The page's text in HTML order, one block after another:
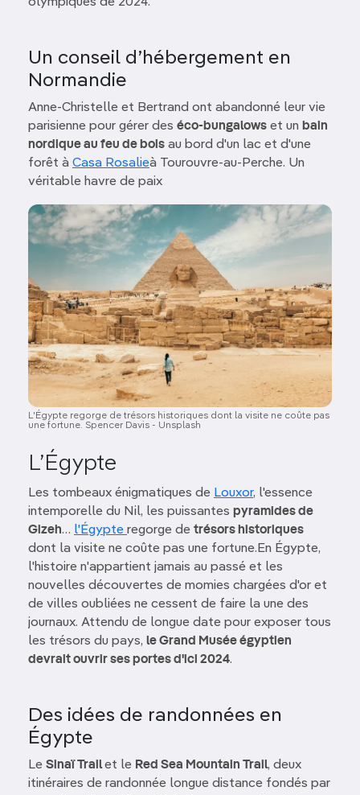
olympiques de 2024.
Un conseil d’hébergement en
Normandie
Anne-Christelle et Bertrand ont abandonné leur vie
parisienne pour gérer des éco-bungalows et un bain
nordique au feu de bois au bord d'un lac et d'une
forêt à Casa Rosalieà Tourouvre-au-Perche. Un
véritable havre de paix
Image
L'Égypte regorge de trésors historiques dont la visite ne coûte pas
une fortune. Spencer Davis - Unsplash
L’Égypte
Les tombeaux énigmatiques de Louxor, l'essence
intemporelle du Nil, les puissantes pyramides de
Gizeh… l'Égypte regorge de trésors historiques
dont la visite ne coûte pas une fortune.En Égypte,
l'histoire n'appartient jamais au passé et les
nouvelles découvertes de momies chargées d'or et
de villes oubliées ne cessent de faire la une des
journaux. Attendu de longue date pour exposer tous
les trésors du pays, le Grand Musée égyptien
devrait ouvrir ses portes d'ici 2024.
Des idées de randonnées en
Égypte
Le Sinaï Trailet le Red Sea Mountain Trail, deux
itinéraires de randonnée longue distance fondés par